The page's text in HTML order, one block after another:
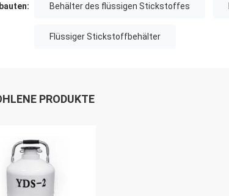
Behälter des flüssigen Stickstoffes
Flüssiger Stickstoffbehälter
PRODUKTE